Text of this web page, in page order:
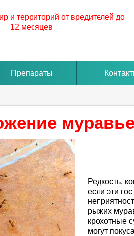
и территорий от вредителей до
12 месяцев
Препараты
Редкость,
если эти
рыжих
крохотные
могут